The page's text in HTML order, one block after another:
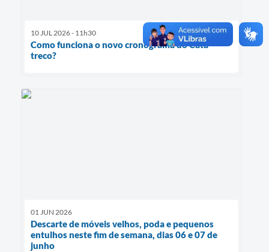
10 JUL 2026 - 11h30
Como funciona o novo cronograma do Cata-
treco?
01 JUN 2026
Descarte de móveis velhos, poda e pequenos
entulhos neste fim de semana, dias 06 e 07 de
junho